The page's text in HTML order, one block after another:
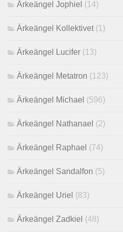
Ärkeängel Jophiel (14)
Ärkeängel Kollektivet (1)
Ärkeängel Lucifer (13)
Ärkeängel Metatron (123)
Ärkeängel Michael (596)
Ärkeängel Nathanael (2)
Ärkeängel Raphael (74)
Ärkeängel Sandalfon (5)
Ärkeängel Uriel (83)
Ärkeängel Zadkiel (48)